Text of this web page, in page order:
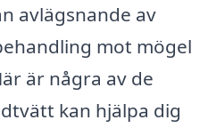
avlägsnande av
mot mögel
är några av de
kan hjälpa dig